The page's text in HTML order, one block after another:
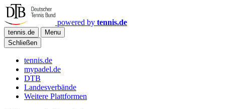
powered by tennis.de
tennis.de
Menu
Schließen
tennis.de
mypadel.de
DTB
Landesverbände
Weitere Plattformen